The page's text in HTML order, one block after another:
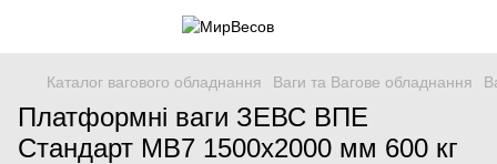
Каталог вагового обладнання Ваги та Вагове обладнання
Платформні ваги ЗЕВС ВПЕ
Стандарт МВ7 1500x2000 мм 600 кг